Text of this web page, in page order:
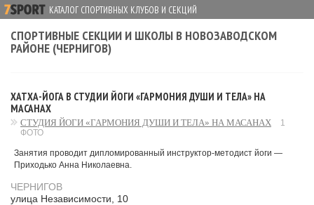
КАТАЛОГ СПОРТИВНЫХ КЛУБОВ И СЕКЦИЙ
СПОРТИВНЫЕ СЕКЦИИ И ШКОЛЫ В НОВОЗАВОДСКОМ
РАЙОНЕ (ЧЕРНИГОВ)
ХАТХА-ЙОГА В СТУДИИ ЙОГИ «ГАРМОНИЯ ДУШИ И ТЕЛА» НА
МАСАНАХ
СТУДИЯ ЙОГИ «ГАРМОНИЯ ДУШИ И ТЕЛА» НА МАСАНАХ
1
ФОТО
Занятия проводит дипломированный инструктор-методист йоги —
Приходько Анна Николаевна.
ЧЕРНИГОВ
улица Независимости, 10